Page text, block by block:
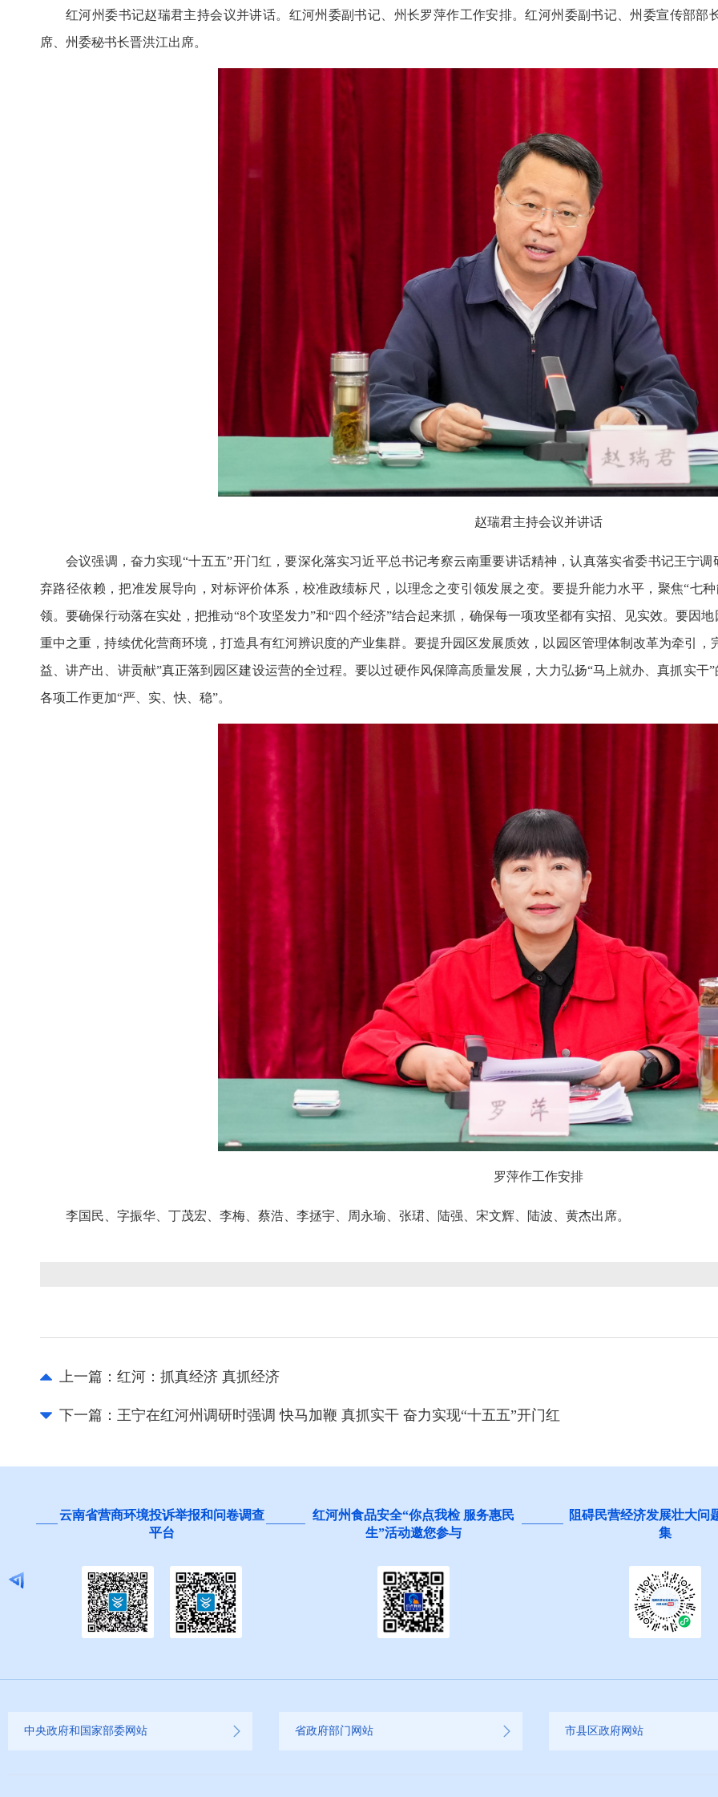
红河州委书记赵瑞君主持会议并讲话。红河州委副书记、州长罗萍作工作安排。红河州委副书记、州委宣传部
席、州委秘书长晋洪江出席。
赵瑞君主持会议并讲话
会议强调，奋力实现“十五五”开门红，要深化落实习近平总书记考察云南重要讲话精神，认真落实省委书记王宁
弃路径依赖，把准发展导向，对标评价体系，校准政绩标尺，以理念之变引领发展之变。要提升能力水平，聚焦“七
领。要确保行动落在实处，把推动“8个攻坚发力”和“四个经济”结合起来抓，确保每一项攻坚都有实招、见实效。要因
重中之重，持续优化营商环境，打造具有红河辨识度的产业集群。要提升园区发展质效，以园区管理体制改革为牵引，
益、讲产出、讲贡献”真正落到园区建设运营的全过程。要以过硬作风保障高质量发展，大力弘扬“马上就办、真抓实
各项工作更加“严、实、快、稳”。
罗萍作工作安排
李国民、字振华、丁茂宏、李梅、蔡浩、李拯宇、周永瑜、张珺、陆强、宋文辉、陆波、黄杰出席。
上一篇： 红河：抓真经济 真抓经济
下一篇： 王宁在红河州调研时强调 快马加鞭 真抓实干 奋力实现“十五五”开门红
云南省营商环境投诉举报和问卷调查
平台
红河州食品安全“你点我检 服务惠民
生”活动邀您参与
阻碍民营经济发展壮大问
集
中央政府和国家部委网站 省政府部门网站 市县区政府网站